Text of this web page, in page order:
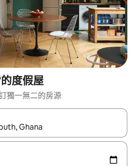
度假屋
獨一無二的房源
容時請使用上下箭頭，或輕點、滑動裝置。